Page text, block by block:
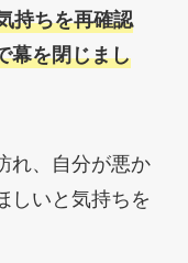
持ちを再確認
幕を閉じまし
れ、自分が悪か
しいと気持ちを